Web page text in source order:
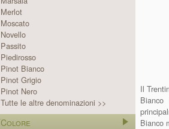
Merlot
Moscato
Novello
Passito
Piedirosso
Pinot Bianco
Pinot Grigio
Pinot Nero
Tutte le altre denominazioni >>
Colore
Il
Bianco